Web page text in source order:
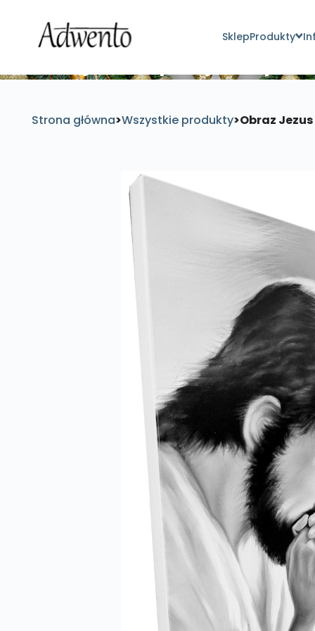
SklepProdukty
Strona główna>Wszystkie produkty>Obraz